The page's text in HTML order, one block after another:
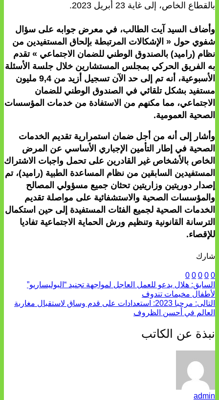
بالقطاع الخاص، إلى غاية 23 أبريل 2023.
وأضاف السيد آيت الطالب، في معرض جوابه على سؤال
شفوي حول « الإشكالات المرتبطة بإلحاق المستفيدين من
نظام (راميد) بالصندوق الوطني للضمان الاجتماعي » تقدم
به الفريق الحركي بمجلس المستشارين خلال جلسة الأسئلة
الأسبوعية، أنه تم إلى حد الآن تسجيل أزيد من 9,4 مليون
مستفيد بشكل تلقائي في الصندوق الوطني للضمان
الاجتماعي، مما مكنهم من الاستفادة من خدمات المؤسسات
الصحية العمومية.
وأشار إلى أنه من أجل ضمان استمرارية تقديم الخدمات
الصحية في إطار التأمين الإجباري الأساسي عن المرض
الخاص بالأشخاص غير القادرين على تحمل واجبات الاشتراك
المستفيدين السابقين من نظام المساعدة الطبية (راميد)، تم
إصدار دوريتين وزاريتين تحثان جميع مسؤولي المصالح
والمؤسسات الصحية والاستشفائية على مواصلة تقديم
الخدمات الصحية لجميع الفئات المستفيدة إلى حين استكمال
الترسانة القانونية وتنظيم ورش الحماية الاجتماعية تفاديا
للإقصاء.
شارك
0
0
0
0
0
السابق: هلال يدعو للعمل العاجل لمواجهة تجنيد “البوليساريو”
لأطفال مخيمات تندوف
التالى:
مرحبا 2023: استعدادات على قدم وساق لاستقبال مغاربة
العالم في أحسن الظروف
نبذة عن الكاتب
admin